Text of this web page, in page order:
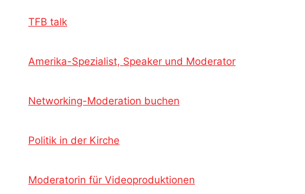
TFB talk
Amerika-Spezialist, Speaker und Moderator
Networking-Moderation buchen
Politik in der Kirche
Moderatorin für Videoproduktionen